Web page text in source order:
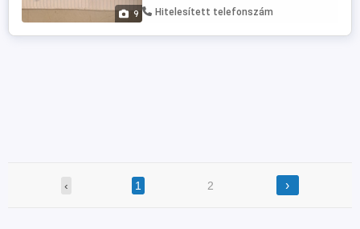
9 Hitelesített telefonszám
‹ 1 2 ›